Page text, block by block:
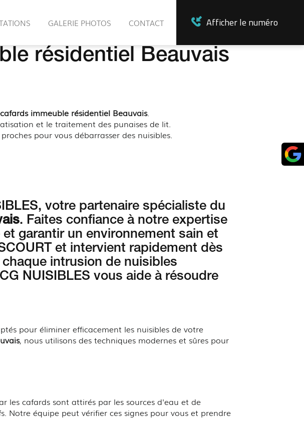
GALERIE PHOTOS CONTACT Afficher le numéro
résidentiel Beauvais
immeuble résidentiel Beauvais.
et le traitement des punaises de lit.
pour vous débarrasser des nuisibles.
votre partenaire spécialiste du
. Faites confiance à notre expertise
garantir un environnement sain et
et intervient rapidement dès
intrusion de nuisibles
NUISIBLES vous aide à résoudre
pour éliminer efficacement les nuisibles de votre
, nous utilisons des techniques modernes et sûres pour
les cafards sont attirés par les sources d'eau et de
Notre équipe peut vérifier ces signes pour vous et prendre